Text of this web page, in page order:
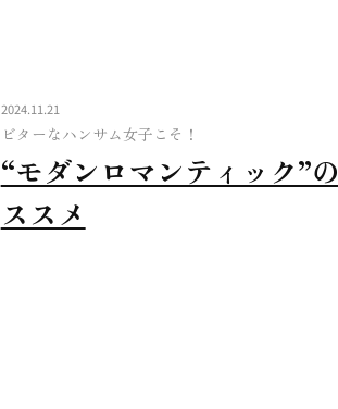
2024.11.21
ビターなハンサム女子こそ！
“モダンロマンティック”の
ススメ